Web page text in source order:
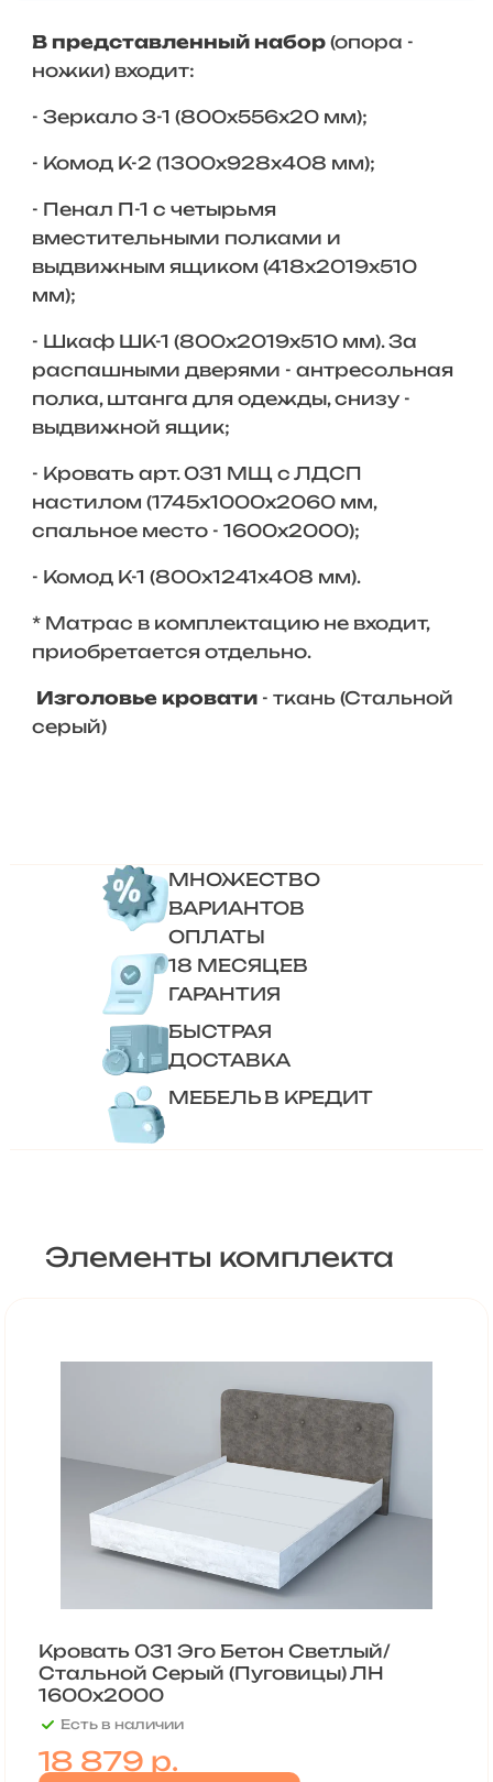
В представленный набор (опора -
ножки) входит:
- Зеркало З-1 (800х556х20 мм);
- Комод К-2 (1300х928х408 мм);
- Пенал П-1 с четырьмя
вместительными полками и
выдвижным ящиком (418х2019х510
мм);
- Шкаф ШК-1 (800х2019х510 мм). За
распашными дверями - антресольная
полка, штанга для одежды, снизу -
выдвижной ящик;
- Кровать арт. 031 МЩ с ЛДСП
настилом (1745х1000х2060 мм,
спальное место - 1600х2000);
- Комод К-1 (800х1241х408 мм).
* Матрас в комплектацию не входит,
приобретается отдельно.
Изголовье кровати - ткань (Стальной
серый)
МНОЖЕСТВО
ВАРИАНТОВ
ОПЛАТЫ
18 МЕСЯЦЕВ
ГАРАНТИЯ
БЫСТРАЯ
ДОСТАВКА
МЕБЕЛЬ В КРЕДИТ
Элементы комплекта
Кровать 031 Эго Бетон Светлый/
Стальной Серый (Пуговицы) ЛН
1600х2000
Есть в наличии
18 879 р.